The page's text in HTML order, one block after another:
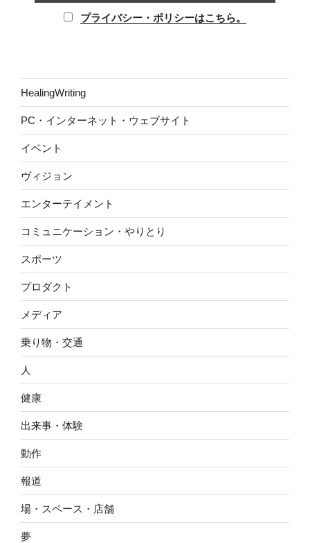
プライバシー・ポリシーはこちら。
HealingWriting
PC・インターネット・ウェブサイト
イベント
ヴィジョン
エンターテイメント
コミュニケーション・やりとり
スポーツ
プロダクト
メディア
乗り物・交通
人
健康
出来事・体験
動作
報道
場・スペース・店舗
夢